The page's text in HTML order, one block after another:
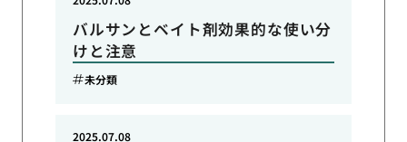
バルサンとベイト剤効果的な使い分
けと注意
未分類
2025.07.08